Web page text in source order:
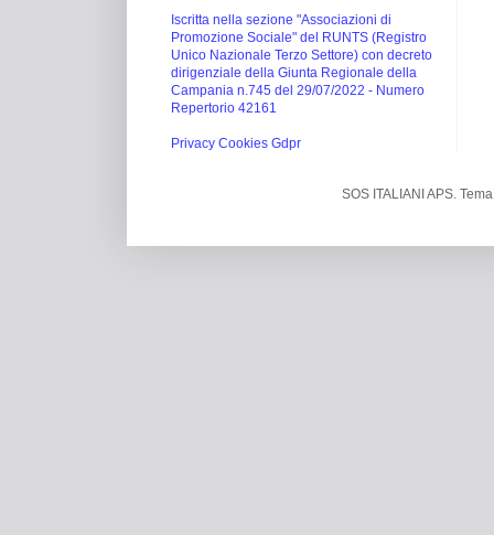
Iscritta nella sezione "Associazioni di
Promozione Sociale" del RUNTS (Registro
Unico Nazionale Terzo Settore) con decreto
dirigenziale della Giunta Regionale della
Campania n.745 del 29/07/2022 - Numero
Repertorio 42161
Privacy Cookies Gdpr
SOS ITALIANI APS.